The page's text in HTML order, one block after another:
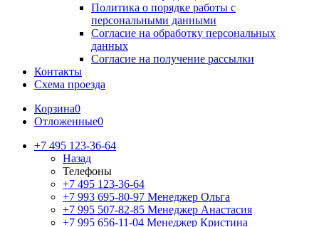
Политика о порядке работы с
персональными данными
Согласие на обработку персональных
данных
Согласие на получение рассылки
Контакты
Схема проезда
Корзина0
Отложенные0
+7 495 123-36-64
Назад
Телефоны
+7 495 123-36-64
+7 993 695-80-97 Менеджер Ольга
+7 995 507-82-85 Менеджер Анастасия
+7 995 656-11-04 Менеджер Кристина